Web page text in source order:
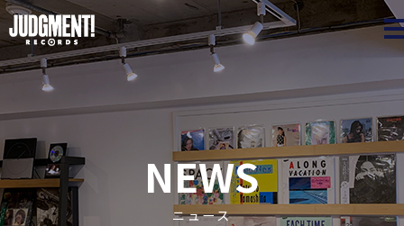
NEWS
ニュース